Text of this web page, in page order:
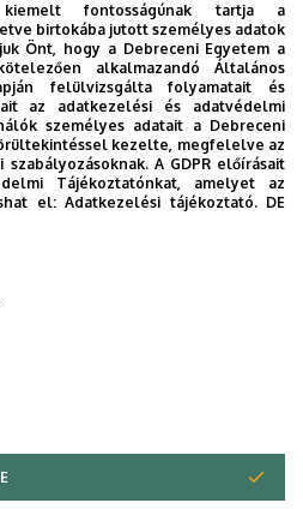
meg, számára a parkolási díjat
szükséges, hogy a belépést
a belépőszelvényt a kollégium
a Dóczy József utcán
- ingyenesen is lehet parkolni,
zsúfoltak. Péntek este,
reggel azonban várhatóan
11:05
fontosságúnak tartja a
birtokába jutott személyes adatok
Önt, hogy a Debreceni Egyetem a
alkalmazandó Általános
felülvizsgálta folyamatait és
az adatkezelési és adatvédelmi
személyes adatait a Debreceni
kezelte, megfelelve az
A GDPR előírásait
Tájékoztatónkat, amelyet az
el:Adatkezelési tájékoztató. DE